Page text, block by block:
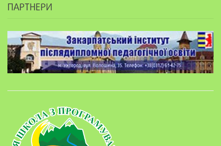
ПАРТНЕРИ